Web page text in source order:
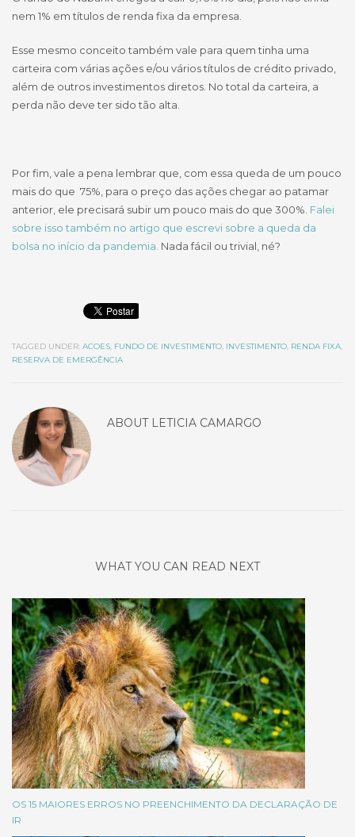
nem 1% em títulos de renda fixa da empresa.
Esse mesmo conceito também vale para quem tinha uma
carteira com várias ações e/ou vários títulos de crédito privado,
além de outros investimentos diretos. No total da carteira, a
perda não deve ter sido tão alta.
Por fim, vale a pena lembrar que, com essa queda de um pouco
mais do que 75%, para o preço das ações chegar ao patamar
anterior, ele precisará subir um pouco mais do que 300%. Falei
sobre isso também no artigo que escrevi sobre a queda da
bolsa no início da pandemia. Nada fácil ou trivial, né?
TAGGED UNDER: ACOES, FUNDO DE INVESTIMENTO, INVESTIMENTO, RENDA FIXA,
RESERVA DE EMERGÊNCIA
ABOUT LETICIA CAMARGO
WHAT YOU CAN READ NEXT
OS 15 MAIORES ERROS NO PREENCHIMENTO DA DECLARAÇÃO DE
IR